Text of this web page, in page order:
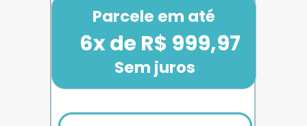
Parcele em até
Sem juros
6x de R$ 999,97